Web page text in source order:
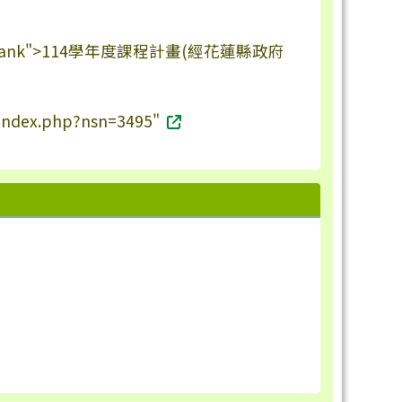
學年度課程計畫(經花蓮縣政府